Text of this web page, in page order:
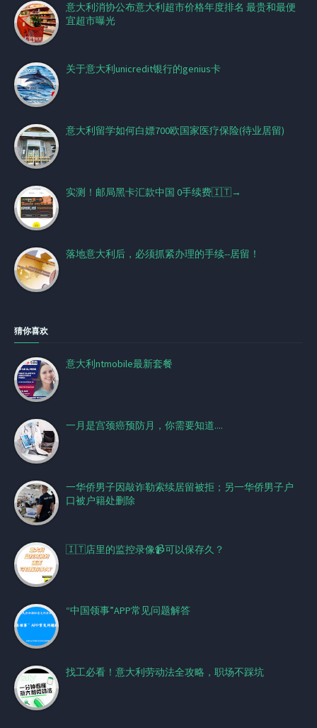
意大利消协公布意大利超市价格年度排名 最贵和最便
宜超市曝光
关于意大利unicredit银行的genius卡
意大利留学如何白嫖700欧国家医疗保险(待业居留)
实测！邮局黑卡汇款中国 0手续费🇮🇹→
落地意大利后，必须抓紧办理的手续--居留！
猜你喜欢
意大利ntmobile最新套餐
一月是宫颈癌预防月，你需要知道....
一华侨男子因敲诈勒索续居留被拒；另一华侨男子户
口被户籍处删除
🇮🇹店里的监控录像📹可以保存久？
“中国领事”APP常见问题解答
找工必看！意大利劳动法全攻略，职场不踩坑